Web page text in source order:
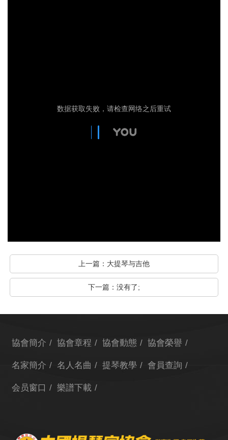
上一篇： 大提琴与吉他
下一篇：没有了;
協會簡介 協會章程 協會動態 協會榮譽
名家簡介 名人名曲 提琴教學 會員查詢
会员窗口 樂譜下載